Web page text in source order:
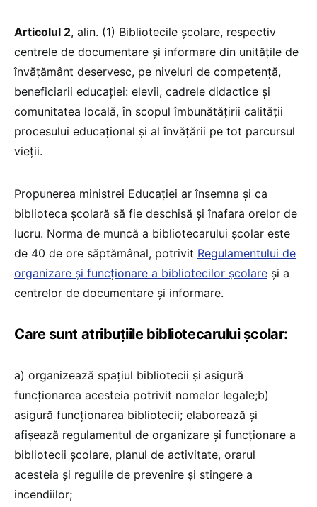
Articolul 2, alin. (1) Bibliotecile şcolare, respectiv
centrele de documentare şi informare din unităţile de
învăţământ deservesc, pe niveluri de competenţă,
beneficiarii educaţiei: elevii, cadrele didactice şi
comunitatea locală, în scopul îmbunătăţirii calităţii
procesului educaţional şi al învăţării pe tot parcursul
vieţii.
Propunerea ministrei Educației ar însemna și ca
biblioteca școlară să fie deschisă și înafara orelor de
lucru. Norma de muncă a bibliotecarului şcolar este
de 40 de ore săptămânal, potrivit Regulamentului de
organizare şi funcţionare a bibliotecilor şcolare şi a
centrelor de documentare şi informare.
Care sunt atribuţiile bibliotecarului şcolar:
a) organizează spaţiul bibliotecii şi asigură
funcţionarea acesteia potrivit nomelor legale;b)
asigură funcţionarea bibliotecii; elaborează şi
afişează regulamentul de organizare şi funcţionare a
bibliotecii şcolare, planul de activitate, orarul
acesteia şi regulile de prevenire şi stingere a
incendiilor;